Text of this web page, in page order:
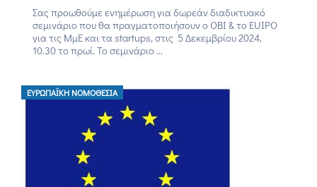
Σας προωθούμε ενημέρωση για δωρεάν διαδικτυακό
σεμινάριο που θα πραγματοποιήσουν ο ΟΒΙ & το EUIPO
για τις ΜμΕ και τα startups, στις 5 Δεκεμβρίου 2024,
10.30 το πρωί. Το σεμινάριο ...
ΕΥΡΩΠΑΪΚΉ ΝΟΜΟΘΕΣΊΑ